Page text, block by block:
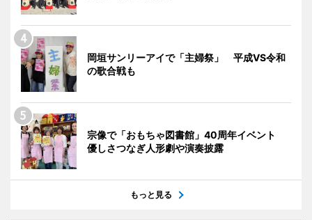
岡垣サンリーアイで「主婦祭」 平成VS令和
の歌合戦も
宗像で「おもちゃ図書館」40周年イベント
優しさつなぎ人形劇や演奏披露
もっと見る